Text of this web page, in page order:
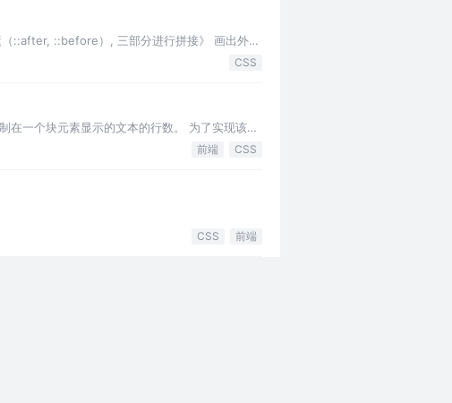
::after, ::before）, 三部分进行拼接》 画出外圆
CSS
一个块元素显示的文本的行数。 为了实现该效
前端 CSS
CSS 前端